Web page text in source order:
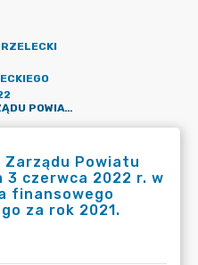
UCHWAŁA NR 456/2022 ZARZĄDU POWIATU ZGORZELECKIEGO Z DNIA 3 CZERWCA 2022 R. W SPRAWIE SPRAWOZDANIA FINANSOWEGO POWIATU ZGORZELECKIEGO ZA ROK 2021.
Zarządu Powiatu
3 czerwca 2022 r. w
finansowego
za rok 2021.